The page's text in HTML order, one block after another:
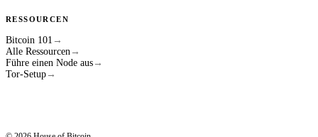
RESSOURCEN
Bitcoin 101 →
Alle Ressourcen →
Führe einen Node aus →
Tor-Setup →